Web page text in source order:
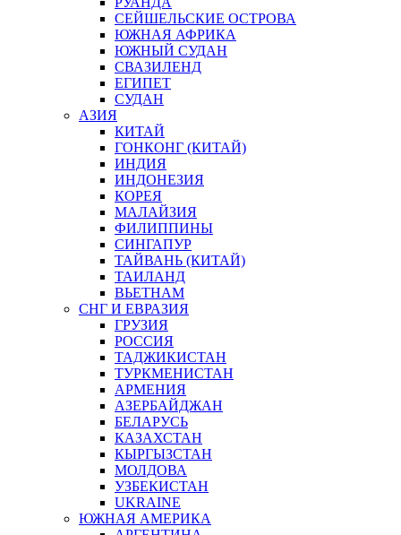
СЕЙШЕЛЬСКИЕ ОСТРОВА
ЮЖНАЯ АФРИКА
ЮЖНЫЙ СУДАН
СВАЗИЛЕНД
ЕГИПЕТ
СУДАН
АЗИЯ
КИТАЙ
ГОНКОНГ (КИТАЙ)
ИНДИЯ
ИНДОНЕЗИЯ
КОРЕЯ
МАЛАЙЗИЯ
ФИЛИППИНЫ
СИНГАПУР
ТАЙВАНЬ (КИТАЙ)
ТАИЛАНД
ВЬЕТНАМ
СНГ И ЕВРАЗИЯ
ГРУЗИЯ
РОССИЯ
ТАДЖИКИСТАН
ТУРКМЕНИСТАН
АРМЕНИЯ
АЗЕРБАЙДЖАН
БЕЛАРУСЬ
КАЗАХСТАН
КЫРГЫЗСТАН
МОЛДОВА
УЗБЕКИСТАН
UKRAINE
ЮЖНАЯ АМЕРИКА